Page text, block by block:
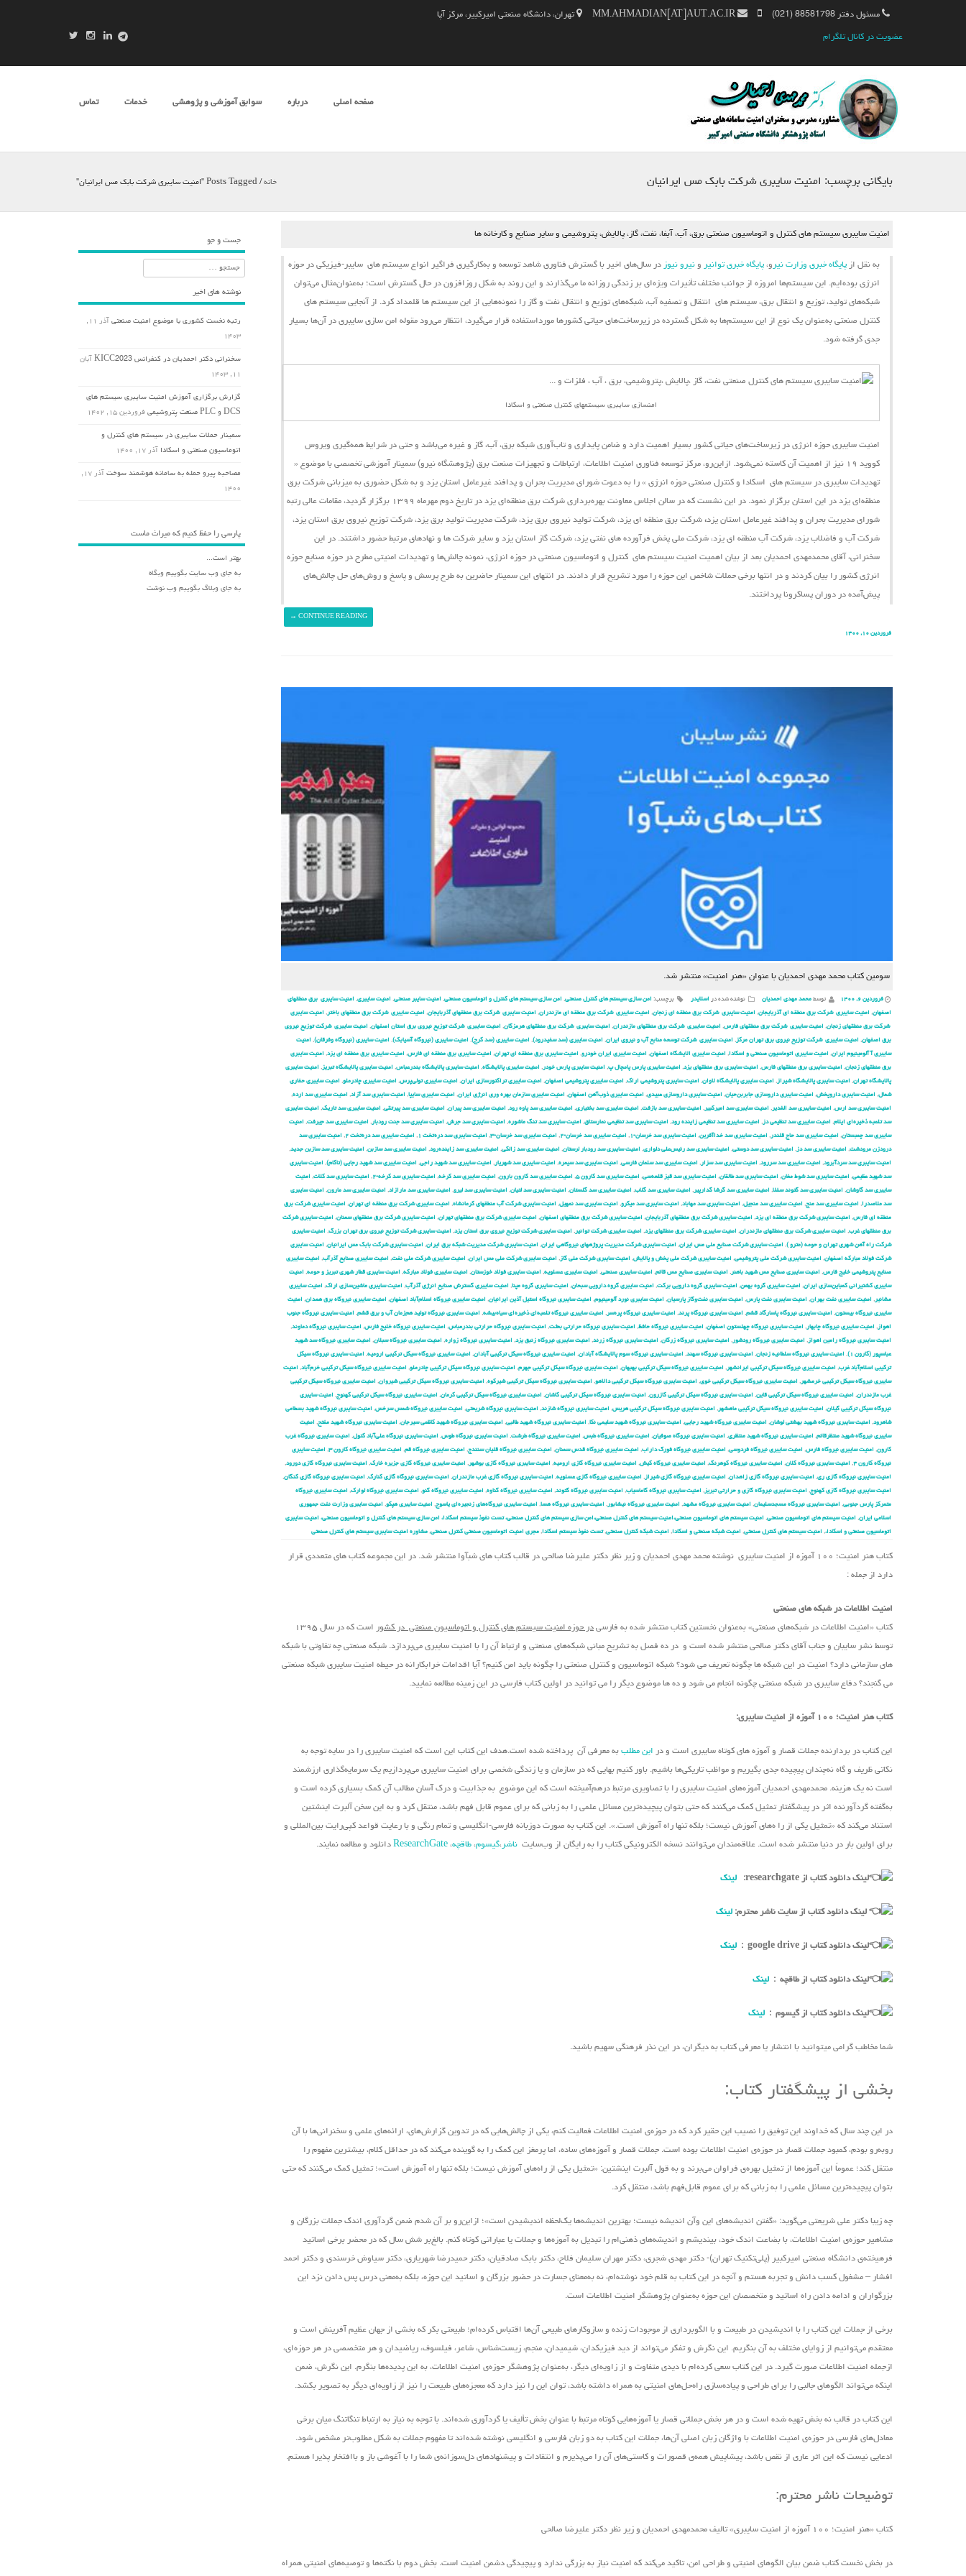
مسئول دفتر 88581798 (021) تهران، دانشگاه صنعتی امیرکبیر، مرکز آپا
عضویت در کانال تلگرام
صفحه اصلی درباره سوابق آموزشی و پژوهشی خدمات تماس
بایگانی برچسب: امنیت سایبری شرکت بابک مس ایرانیان خانه/ Posts Tagged "امنیت سایبری شرکت بابک مس ایرانیان"
امنیت سایبری سیستم های کنترل و اتوماسیون صنعتی برق، آب، آبفا، نفت، گاز، پالایش، پتروشیمی و سایر صنایع و کارخانه ها
به نقل از پایگاه خبری وزارت نیر و، پایگاه خبری توانیر و نیرو نیوز در سال‌های اخیر با گسترش فناوری شاهد توسعه و به‌کارگیری فراگیر انواع سیستم ‌های سایبر-فیزیکی در حوزه
انرژی بوده‌ایم. این سیستم‌ها امروزه از جوانب مختلف تأثیرات ویژه‌ای بر زندگی روزانه ما می‌گذارند و این روند به شکل روزافزون در حال گسترش است؛ به‌عنوان‌مثال می‌توان
شبکه‌های تولید، توزیع و انتقال برق، سیستم ‌های انتقال و تصفیه آب، شبکه‌های توزیع و انتقال نفت و گاز را نمونه‌هایی از این سیستم ‌ها قلمداد کرد. از آنجایی سیستم ‌های
کنترل صنعتی به‌عنوان یک نوع از این سیستم‌ها به شکل گسترده در زیرساخت‌های حیاتی کشورها مورداستفاده قرار می‌گیرد، انتظار می‌رود مقوله امن‌‌ سازی سایبری در آن‌ها بسیار
جدی گرفته شود.
امنسازی سایبری سیستمهای کنترل صنعتی و اسکادا
امنیت سایبری حوزه انرژی در زیرساخت‌های حیاتی کشور بسیار اهمیت دارد و ضامن پایداری و تاب‌آوری شبکه برق، آب، گاز و غیره می‌باشد و حتی در شرایط همه‌گیری ویروس
کووید ۱۹ نیز از اهمیت آن کاسته نمی‌شود.
ازاین‌رو، مرکز توسعه فناوری امنیت اطلاعات، ارتباطات و تجهیزات صنعت برق (پژوهشگاه نیرو) سمینار آموزشی تخصصی با موضوع «
تهدیدات سایبری در سیستم ‌های اسکادا و کنترل صنعتی حوزه انرژی » را به دعوت شورای مدیریت بحران و پدافند غیرعامل استان یزد و به شکل حضوری به میزبانی شرکت برق
منطقه‌ای یزد در این استان برگزار نمود. در این نشست که در سالن اجلاس معاونت بهره‌برداری شرکت برق منطقه‌ای یزد در تاریخ دوم مهرماه ۱۳۹۹ برگزار گردید، مقامات عالی رتبه
شورای مدیریت بحران و پدافند غیرعامل استان یزد، شرکت برق منطقه ای یزد، شرکت تولید نیروی برق یزد، شرکت مدیریت تولید برق یزد، شرکت توزیع نیروی برق استان یزد،
شرکت آب و فاضلاب یزد، شرکت آب منطقه ای یزد، شرکت ملی پخش فرآورده های نفتی یزد، شرکت گاز استان یزد و سایر شرکت ها و نهادهای مرتبط حضور داشتند. در این
سخنرانی، آقای محمدمهدی احمدیان بعد از بیان اهمیت امنیت سیستم ‌های کنترل و اتوماسیون صنعتی در حوزه انرژی، نمونه چالش‌ها و تهدیدات امنیتی مطرح در حوزه صنایع حوزه
انرژی کشور را بیان کردند و در انتها برخی حملات شاخص این حوزه را مورد تشریح قرار دادند. در انتهای این سمینار حاضرین به طرح پرسش و پاسخ و روش‌های حل چالش‌های
پیش‌آمده در دوران پساکرونا پرداختند.
CONTINUE READING
→
فروردین ۱۰, ۱۴۰۰
سومین کتاب محمد مهدی احمدیان با عنوان «هنر امنیت» منتشر شد.
فروردین ۶, ۱۴۰۰ توسط محمد مهدی احمدیان نوشته شده در اسلایدر برچسب: امن سازی سیستم های کنترل صنعتی, امن سازی سیستم های کنترل و اتوماسیون صنعتی, امنیت سایبر صنعتی, امنیت سایبری, امنیت سایبری برق منطقهای
اصفهان, امنیت سایبری شركت برق منطقه ای آذربایجان, امنیت سایبری شركت برق منطقه ای زنجان, امنیت سایبری شركت برق منطقه ای مازندران, امنیت سایبری شركت برق منطقهای آذربایجان, امنیت سایبری شركت برق منطقهای باختر , امنیت سایبری
شركت برق منطقهای زنجان, امنیت سایبری شركت برق منطقهای فارس, امنیت سایبری شركت برق منطقهای مازندران, امنیت سایبری شركت برق منطقهای هرمزگان, امنیت سایبری شركت توزیع نیروی برق استان اصفهان, امنیت سایبری شركت توزیع نیروی
برق اصفهان, امنیت سایبری شركت توزیع نیروی برق تهران مركز , امنیت سایبری شركت توسعه منابع آب و نیروی ایران, امنیت سایبری (سد سفیدرود), امنیت سایبری (سد کرج), امنیت سایبری (نیروگاه آسیابک), امنیت سایبری (نیروگاه وفرقان), امنیت
سایبری آ آلومینیوم ایران, امنیت سایبری اتوماسیون صنعتی و اسکادا, امنیت سایبری الایشگاه اصفهان, امنیت سایبری ایران خودرو, امنیت سایبری برق منطقه ای تهران, امنیت سایبری برق منطقه ای فارس, امنیت سایبری برق منطقه ای یزد, امنیت سایبری
برق منطقهای زنجان, امنیت سایبری برق منطقهای فارس, امنیت سایبری برق منطقهای یزد, امنیت سایبری پارس پامچال پ, امنیت سایبری پارس خودر , امنیت سایبری پالایشگاه, امنیت سایبری پالایشگاه بندرعباس, امنیت سایبری پالایشگاه تبریز , امنیت سایبری
پالایشگاه تهران, امنیت سایبری پالایشگاه شیراز , امنیت سایبری پالایشگاه لاوان, امنیت سایبری پتروشیمی اراک, امنیت سایبری پتروشیمی اصفهان, امنیت سایبری تراکتورسازی ایران, امنیت سایبری تولی‌پرس, امنیت سایبری چادرملو, امنیت سایبری حفاری
شمال, امنیت سایبری داروپخش, امنیت سایبری داروسازی جابربن‌حیان, امنیت سایبری داروسازی عبیدی, امنیت سایبری ذوب‌آهن اصفهان, امنیت سایبری سازمان بهره وری انرژی ایران, امنیت سایبری سایپا, امنیت سایبری سد آزاد, امنیت سایبری سد ارده,
امنیت سایبری سد ارس, امنیت سایبری سد الغدیر , امنیت سایبری سد امیرکبیر , امنیت سایبری سد بازفت, امنیت سایبری سد بختیاری, امنیت سایبری سد پاوه رود, امنیت سایبری سد پیران, امنیت سایبری سد پیرتقی, امنیت سایبری سد تاریک, امنیت سایبری
سد تلمبه ذخیره‌ای ایلام, امنیت سایبری سد تنظیمی دز , امنیت سایبری سد تنظیمی زاینده رود, امنیت سایبری سد تنظیمی نمارستاق, امنیت سایبری سد تنگ ماشوره, امنیت سایبری سد جرش, امنیت سایبری سد جنت رودبار , امنیت سایبری سد جیرفت, امنیت
سایبری سد چمبستان, امنیت سایبری سد حاج قلندر , امنیت سایبری سد خداآفرین, امنیت سایبری سد خرسان-۱ , امنیت سایبری سد خرسان-۲ , امنیت سایبری سد خرسان-۳ , امنیت سایبری سد دره‌تخت ۱ , امنیت سایبری سد دره‌تخت ۲ , امنیت سایبری سد
درودزن مرودشت, امنیت سایبری سد دز , امنیت سایبری سد دوستی, امنیت سایبری سد رئیس‌علی دلواری, امنیت سایبری سد رودبار لرستان, امنیت سایبری سد زالکی, امنیت سایبری سد زاینده‌رود, امنیت سایبری سد سازبن, امنیت سایبری سد سازبن جدید,
امنیت سایبری سد سردآبرود, امنیت سایبری سد سررود, امنیت سایبری سد سزار , امنیت سایبری سد سلمان فارسی, امنیت سایبری سد سیمره, امنیت سایبری سد شهریار , امنیت سایبری سد شهید راجی, امنیت سایبری سد شهید رجایی (تاکام), امنیت سایبری
سد شهید عظیمی, امنیت سایبری سد شوط مغان, امنیت سایبری سد طالقان, امنیت سایبری سد قیز قلعه‌سی, امنیت سایبری سد کارون ۵ , امنیت سایبری سد کارون بارون, امنیت سایبری سد کرخه, امنیت سایبری سد کرخه-۲ , امنیت سایبری سد کلات, امنیت
سایبری سد گاوشان, امنیت سایبری سد گتوند سفلا, امنیت سایبری سد گرشا گدارپیر , امنیت سایبری سد گلاب, امنیت سایبری سد گلستان, امنیت سایبری سد لتیان, امنیت سایبری سد لیرو, امنیت سایبری سد مارازاد, امنیت سایبری سد مارون, امنیت سایبری
سد ملاصدرا, امنیت سایبری سد منج, امنیت سایبری سد منجیل, امنیت سایبری سد مهاباد, امنیت سایبری سد میکرو, امنیت سایبری سد نمهیل, امنیت سایبری شركت آب منطقهای كرمانشاه, امنیت سایبری شركت برق منطقه ای تهران, امنیت سایبری شركت برق
منطقه ای فارس, امنیت سایبری شركت برق منطقه ای یزد, امنیت سایبری شركت برق منطقهای آذربایجان, امنیت سایبری شركت برق منطقهای اصفهان, امنیت سایبری شركت برق منطقهای تهران, امنیت سایبری شركت برق منطقهای سمنان, امنیت سایبری شركت
برق منطقهای غرب, امنیت سایبری شركت برق منطقهای مازندران, امنیت سایبری شركت برق منطقهای یزد, امنیت سایبری شركت توانیر , امنیت سایبری شركت توزیع نیروی برق استان یزد, امنیت سایبری شركت توزیع نیروی برق تهران بزرگ, امنیت سایبری
شركت راه آهن شهری تهران و حومه (مترو ), امنیت سایبری شركت صنایع ملی مس ایران, امنیت سایبری شركت مدیریت پروژههای نیروگاهی ایران, امنیت سایبری شركت مدیریت شبكه برق ایران, امنیت سایبری شرکت بابک مس ایرانیان, امنیت سایبری
شرکت فولاد مبارکه اصفهان, امنیت سایبری شرکت ملی پتروشیمی, امنیت سایبری شرکت ملی پخش و پالایش, امنیت سایبری شرکت ملی گاز , امنیت سایبری شرکت ملی مس ایران, امنیت سایبری شرکت ملی نفت, امنیت سایبری صنایع آذرآب, امنیت سایبری
صنایع پتروشیمی خلیج فارس, امنیت سایبری صنایع مس شهید باهنر , امنیت سایبری صنایع مس قائم, امنیت سایبری صنعتی, امنیت سایبری عسلویه, امنیت سایبری فولاد خوزستان, امنیت سایبری فولاد مبارکه, امنیت سایبری قطار شهری تبریز و حومه, امنیت
سایبری کشتیرانی کمباین‌سازی ایران, امنیت سایبری گروه بهمن, امنیت سایبری گروه دارویی برکت, امنیت سایبری گروه دارویی سبحان, امنیت سایبری گروه مپنا, امنیت سایبری گسترش صنایع انرژی آذرآب, امنیت سایبری ماشین‌سازی اراک, امنیت سایبری
مشانیر , امنیت سایبری نفت بهران, امنیت سایبری نفت پارس, امنیت سایبری نفت‌وگاز پارسیان, امنیت سایبری نورد آلومینیوم, امنیت سایبری نیروگاه استیل آذین ایرانیان, امنیت سایبری نیروگاه اسلام‌آباد اصفهان, امنیت سایبری نیروگاه برق همدان, امنیت
سایبری نیروگاه بیستون, امنیت سایبری نیروگاه پاسارگاد قشم, امنیت سایبری نیروگاه پرند, امنیت سایبری نیروگاه پره‌سر , امنیت سایبری نیروگاه تلمبه‌ای ذخیره‌ای سیاه‌بیشه, امنیت سایبری نیروگاه تولید هم‌زمان آب و برق قشم, امنیت سایبری نیروگاه جنوب
اهواز , امنیت سایبری نیروگاه چابهار , امنیت سایبری نیروگاه چهلستون اصفهان, امنیت سایبری نیروگاه حافظ, امنیت سایبری نیروگاه حرارتی بعثت, امنیت سایبری نیروگاه حرارتی بندرعباس, امنیت سایبری نیروگاه خلیج فارس, امنیت سایبری نیروگاه دماوند,
امنیت سایبری نیروگاه رامین اهواز , امنیت سایبری نیروگاه رودشور , امنیت سایبری نیروگاه زرگان, امنیت سایبری نیروگاه زرند, امنیت سایبری نیروگاه زنبق یزد, امنیت سایبری نیروگاه زواره, امنیت سایبری نیروگاه سبلان, امنیت سایبری نیروگاه سد شهید
عباسپور (کارون ۱)
, امنیت سایبری نیروگاه سلطانیه زنجان, امنیت سایبری نیروگاه سهند, امنیت سایبری نیروگاه سوم پالایشگاه آبادان, امنیت سایبری نیروگاه سیکل ترکیبی آبادان, امنیت سایبری نیروگاه سیکل ترکیبی ارومیه, امنیت سایبری نیروگاه سیکل
ترکیبی اسلام‌آباد غرب, امنیت سایبری نیروگاه سیکل ترکیبی ایرانشهر , امنیت سایبری نیروگاه سیکل ترکیبی بهبهان, امنیت سایبری نیروگاه سیکل ترکیبی جهرم, امنیت سایبری نیروگاه سیکل ترکیبی چادرملو, امنیت سایبری نیروگاه سیکل ترکیبی خرم‌آباد, امنیت
سایبری نیروگاه سیکل ترکیبی خرمشهر , امنیت سایبری نیروگاه سیکل ترکیبی خوی, امنیت سایبری نیروگاه سیکل ترکیبی دالاهو, امنیت سایبری نیروگاه سیکل ترکیبی شیرکوه, امنیت سایبری نیروگاه سیکل ترکیبی شیروان, امنیت سایبری نیروگاه سیکل ترکیبی
غرب مازندران, امنیت سایبری نیروگاه سیکل ترکیبی قاین, امنیت سایبری نیروگاه سیکل ترکیبی کازرون, امنیت سایبری نیروگاه سیکل ترکیبی کاشان, امنیت سایبری نیروگاه سیکل ترکیبی کرمان, امنیت سایبری نیروگاه سیکل ترکیبی کهنوج, امنیت سایبری
نیروگاه سیکل ترکیبی گیلان, امنیت سایبری نیروگاه سیکل ترکیبی ماهشهر , امنیت سایبری نیروگاه سیکل ترکیبی هریس, امنیت سایبری نیروگاه شازند, امنیت سایبری نیروگاه شریعتی, امنیت سایبری نیروگاه شمس سرخس, امنیت سایبری نیروگاه شهید بسطامی
شاهرود, امنیت سایبری نیروگاه شهید بهشتی لوشان, امنیت سایبری نیروگاه شهید رجایی, امنیت سایبری نیروگاه شهید سلیمی نکا, امنیت سایبری نیروگاه شهید طالبی, امنیت سایبری نیروگاه شهید کاظمی سیرجان, امنیت سایبری نیروگاه شهید مفتح, امنیت
سایبری نیروگاه شهید منتظرقائم, امنیت سایبری نیروگاه شهید منتظری, امنیت سایبری نیروگاه صوفیان, امنیت سایبری نیروگاه طبس, امنیت سایبری نیروگاه طرشت, امنیت سایبری نیروگاه طوس, امنیت سایبری نیروگاه علی‌آباد کتول, امنیت سایبری نیروگاه غرب
کارون, امنیت سایبری نیروگاه فارس, امنیت سایبری نیروگاه فردوسی, امنیت سایبری نیروگاه فورگ داراب, امنیت سایبری نیروگاه قدس سمنان, امنیت سایبری نیروگاه قلیان سنندج, امنیت سایبری نیروگاه قم, امنیت سایبری نیروگاه کارون ۳ , امنیت سایبری
نیروگاه کارون ۴
, امنیت سایبری نیروگاه کلان, امنیت سایبری نیروگاه کوهرنگ, امنیت سایبری نیروگاه کیش, امنیت سایبری نیروگاه گازی ارومیه, امنیت سایبری نیروگاه گازی بوشهر , امنیت سایبری نیروگاه گازی جزیره خارک, امنیت سایبری نیروگاه گازی دورود,
امنیت سایبری نیروگاه گازی ری, امنیت سایبری نیروگاه گازی زاهدان, امنیت سایبری نیروگاه گازی شیراز , امنیت سایبری نیروگاه گازی عسلویه, امنیت سایبری نیروگاه گازی غرب مازندران, امنیت سایبری نیروگاه گازی کنارک, امنیت سایبری نیروگاه گازی کنگان,
امنیت سایبری نیروگاه گازی کهنوج, امنیت سایبری نیروگاه گازی و حرارتی تبریز , امنیت سایبری نیروگاه گاماسیاب, امنیت سایبری نیروگاه گتوند, امنیت سایبری نیروگاه گناوه, امنیت سایبری نیروگاه گنو, امنیت سایبری نیروگاه لوارک, امنیت سایبری نیروگاه
متمرکز پارس جنوبی, امنیت سایبری نیروگاه مسجدسلیمان, امنیت سایبری نیروگاه مشهد, امنیت سایبری نیروگاه نیشابور , امنیت سایبری نیروگاه هسا, امنیت سایبری نیروگاه‌های زنجیره‌ای یاسوج, امنیت سایبری هپکو, امنیت سایبری وزارت نفت جمهوری
اسلامی ایران, امنیت سیستم های اتوماسیون صنعتی, امنیت سیستم های اتوماسیون صنعتی،امنیت سیستم های کنترل صنعتی،امن سازی سیستم های کنترل صنعتی، تست نفوذ سیستم اسکادا، امن سازی سیستم های کنترل و اتوماسیون صنعتی، امنیت سایبری
اتوماسیون صنعتی و اسکادا،, امنیت سیستم های کنترل صنعتی, امنیت شبکه صنعتی و اسکادا, امنیت شبکه کنترل صنعتی,تست نفوذ سیستم اسکادا, مجری امنیت اتوماسیون صنعتی کنترل صنعتی, مشاوره امنیت سایبری سیستم های کنترل صنعتی
کتاب هنر امنیت؛ ۱۰۰ آموزه از امنیت سایبری نوشته محمد مهدی احمدیان و زیر نظر دکتر علیرضا صالحی در قالب کتاب های شبآوا منتشر شد. در این مجموعه کتاب های متعددی قرار
دارد از جمله :
امنیت اطلاعات در شبکه های صنعتی
کتاب «امنیت اطلاعات در شبکه‌های صنعتی» به‌عنوان نخستین کتاب منتشر شده به فارسی در حوزه امنیت سیستم های کنترل و اتوماسیون صنعتی در کشور
است که در سال ۱۳۹۵
توسط نشر سایبان و جناب آقای دکتر صالحی منتشر شده است و در ده فصل به تشریح مبانی شبکه‌های صنعتی و ارتباط آن را با امنیت سایبری می‌پردازد. شبکه صنعتی چه تفاوتی با شبکه
های سازمانی دارد؟ امنیت در این شبکه ها چگونه تعریف می شود؟ شبکه اتوماسیون و کنترل صنعتی را چگونه باید امن کنیم؟ آیا اقدامات خرابکارانه در حیطه امنیت سایبری شبکه صنعتی
می گنجند؟ دفاع سایبری در شبکه صنعتی چگونه انجام می شود و ده ها موضوع دیگر را می توانید در اولین کتاب فارسی در این زمینه مطالعه نمایید.
کتاب هنر امنیت؛ ۱۰۰ آموزه از امنیت سایبری:
این کتاب در بردارنده جملات قصار و آموزه های کوتاه سایبری است و در این مطلب به معرفی آن پرداخته شده است.هدف این کتاب این است که امنیت سایبری را در سایه توجه به
نکاتی ظریف و گاه نه‌چندان پیچیده جدی بگیریم و مواظب تاریکی‌ها باشیم. باور کنیم بهایی که در سازمان و یا زندگی شخصی برای امنیت سایبری می‌پردازیم یک سرمایه‌گذاری ارزشمند
است نه یک هزینه. محمدمهدی احمدیان آموزه‌های امنیت سایبری را با تصاویری مرتبط درهم‌آمیخته است که این موضوع به جذابیت و درک آسان مطالب آن کمک بسیاری کرده است و
به‌گفته گردآورنده اثر در پیشگفتار تمثیل کمک می‌کنند که حتی بتوان پیچیده‌ترین مسائل علمی را به زبانی که برای عموم قابل فهم باشد، منتقل کرد و به این سخن آلبرت اینشتین
استناد می‌کند که «تمثیل یکی از را ه‌های آموزش نیست؛ بلکه تنها راه آموزش است.». این کتاب به صورت دوزبانه فارسی-انگلیسی و تمام رنگی و با رعایت قواعد کپی‌رایت بین‌المللی و
برای اولین بار در دنیا منتشر شده است. علاقه‌مندان می‌توانند نسخه الکترونیکی کتاب را به رایگان از وب‌سایت ناشر،گیسوم، طاقچه، ResearchGate دانلود و مطالعه نمایند.
لینک دانلود کتاب از researchgate: لینک
لینک دانلود کتاب از سایت ناشر محترم: لینک
لینک دانلود کتاب از google drive : لینک
لینک دانلود کتاب از طاقچه : لینک
لینک دانلود کتاب از گیسوم : لینک
شما مخاطب گرامی میتوانید با انتشار یا معرفی کتاب به دیگران، در این نذر فرهنگی سهیم باشید.
بخشی از پیشگفتار کتاب:
در این چند سال که خداوند این توفیق را نصیب این حقیر کرد که در حوزه‌ی امنیت اطلاعات فعالیت کنم، یکی از چالش‌هایی که در تدوین گزارش‌های، ارائه‌های علمی و سخنرانی‌ها با آن
روبه‌رو بودم، کمبود جملات قصار در حوزه‌ی امنیت اطلاعات بوده است. جملات قصار و آموزه‌های ساده، اما پرمغز این کمک را به گوینده‌ می‌کند که در حداقل کلام، بیشترین مفهوم را
منتقل کند؛ عموماً این آموزه‌ها از تمثیل بهره‌ی فراوان‌ می‌برند و به قول آلبرت اینشتین: «تمثیل یکی از راه‌های آموزش نیست؛ بلکه تنها راه آموزش است»؛ تمثیل کمک می‌کنند که حتی
بتوان پیچیده‌ترین مسائل علمی را به زبانی که برای عموم قابل‌فهم باشد، منتقل کرد.
چه زیبا دکتر علی شریعتی ‌می‌گوید: «گفتن اندیشه‌های این ‌وآن اندیشه نیست؛ بهترین اندیشه‌ها یک‌لحظه اندیشیدن است»؛ ازاین‌رو بر آن شدم ضمن گردآوری اندک جملات بزرگان و
مشاهیر حوزه‌ی امنیت اطلاعات، با بضاعت اندک خود، بیندیشم و اندیشه‌های ذهنی‌ام را تبدیل به آموزه‌ها و جملات یا عباراتی کوتاه کنم. بالغ‌بر شش سال که در محضر برخی اساتید
فرهیخته‌ی دانشگاه صنعتی امیرکبیر (پلی‌تکنیک تهران)- دکتر مهدی شجری، دکتر مهران سلیمان فلاح، دکتر بابک صادقیان، دکتر حمیدرضا شهریاری، دکتر سیاوش خرسندی و دکتر احمد
افشار – مشغول کسب دانش و تجربه هستم و آنچه در این کتاب به قلم خود نوشته‌ام، نه به‌معنای جسارت در حضور بزرگان و اساتید این حوزه، بلکه به‌معنی درس پس دادن نزد این
بزرگواران و ادامه دادن راه اساتید و متخصصان این حوزه به‌عنوان پژوهشگر امنیت اطلاعات است.
برخی از جملات این کتاب را با اندیشیدن در طبیعت و با الگوبرداری از موجودات زنده و سازوکارهای طبیعی آن‌ها اقتباس کرده‌ام؛ طبیعتی بکر که بخشی از جهان عظیم آفرینش است و
معتقدم می‌توانیم از زوایای مختلف به آن بنگریم. این نگرش و تفکر می‌تواند از دید فیزیکدان، شیمیدان، منجم، زیست‌شناس، شاعر، فیلسوف، ریاضیدان و هر متخصصی در هر حوزه‌ای،
ازجمله امنیت اطلاعات صورت گیرد. در این کتاب سعی کرده‌ام با دیدی متفاوت و از زاویه‌ای دیگر، به‌عنوان پژوهشگر حوزه‌ی امنیت اطلاعات، به این پدیده‌ها بنگرم. این نگرش، ضمن
اینکه می‌تواند الگوهای جالبی را برای طراحی و پیاده‌سازی راه‌حل‌های امنیتی به همراه داشته باشد، توان این را نیز دارد که معجزه‌های طبیعت را نیز از زاویه‌ای دیگر به تصویر بکشد.
این کتاب در قالب نه بخش تهیه ‌شده است و در هر بخش جملاتی قصار یا آموزه‌هایی کوتاه مرتبط با عنوان بخش تألیف یا گردآوری شده‌اند. با توجه به نیاز به ارتباط تنگاتنگ میان برخی
معادل‌های فارسی در حوزه‌ی امنیت اطلاعات با واژگان زبان اصلی آن‌ها، جملات این کتاب به دو زبان فارسی و انگلیسی نوشته شده‌اند تا مفهوم جملات به شکل مطلوب‌تر مشخص شود.
ادعایی نیست که این اثر عاری از نقص باشد، پیشاپیش همه‌ی قصورات و کاستی‌های آن را می‌پذیرم و انتقادات و پیشنهاد‌های د‌ل‌سوزانه‌ی شما را با آغوشی باز و باافتخار پذیرا هستم.
توضیحات ناشر محترم:
کتاب «هنر امنیت؛ ۱۰۰ آموزه از امنیت سایبری» تالیف محمدمهدی احمدیان و زیر نظر دکتر علیرضا صالحی
در بخش نخست کتاب ضمن بیان الگوهای امنیتی و طراحی امن، تاکید می‌کند که امنیت نیاز به بزرگی ندارد و پیچیدگی دشمن امنیت است. بخش دوم با نکته‌ها و توصیه‌های امنیتی همراه
جست و جو
جستجو
نوشته های اخیر
رتبه نخست کشوری با موضوع امنیت صنعتی
آذر ۱۱,
۱۴۰۳
سخنرانی دکتر احمدیان در کنفرانس KICC2023
آبان
۱۱, ۱۴۰۳
گزارش برگزاری آموزش امنیت سایبری سیستم های
DCS و PLC صنعت پتروشیمی
فروردین ۱۵, ۱۴۰۲
سمینار حملات سایبری در سیستم های کنترل و
اتوماسیون صنعتی و اسکادا آذر ۱۷, ۱۴۰۰
مصاحبه پیرو حمله به سامانه هوشمند سوخت
آذر ۱۷,
۱۴۰۰
پارسی را حفظ کنیم که میراث ماست
بهتر است...
به جای وب سایت بگوییم وبگاه
به جای وبلاگ بگویبم وب نوشت